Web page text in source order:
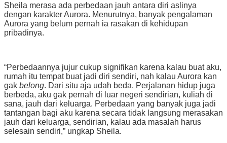
Sheila merasa ada perbedaan jauh antara diri aslinya
dengan karakter Aurora. Menurutnya, banyak pengalaman
Aurora yang belum pernah ia rasakan di kehidupan
pribadinya.
“Perbedaannya jujur cukup signifikan karena kalau buat aku,
rumah itu tempat buat jadi diri sendiri, nah kalau Aurora kan
gak belong. Dari situ aja udah beda. Perjalanan hidup juga
berbeda, aku gak pernah di luar negeri sendirian, kuliah di
sana, jauh dari keluarga. Perbedaan yang banyak juga jadi
tantangan bagi aku karena secara tidak langsung merasakan
jauh dari keluarga, sendirian, kalau ada masalah harus
selesain sendiri,” ungkap Sheila.